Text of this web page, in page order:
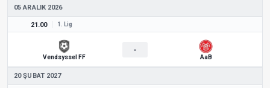
05 ARALIK 2026
21.00 1. Lig
Vendsyssel FF
-
AaB
20 ŞUBAT 2027